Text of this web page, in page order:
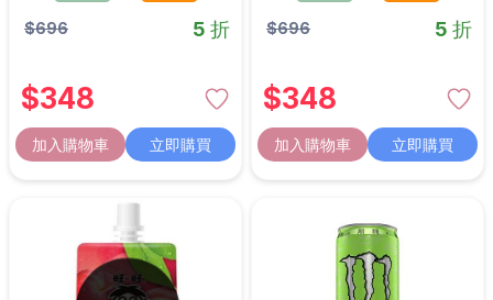
$696 5 折
$348
加入購物車 立即購買
$696 5 折
$348
加入購物車 立即購買